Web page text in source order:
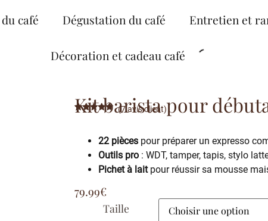
café Dégustation du café Entretien et
Décoration et cadeau café
Kit barista pour
notations
(7avis client)
22 piècespour préparer un expresso
Outils pro: WDT, tamper, tapis, stylo
Pichet à laitpour réussir sa mousse
79.99€
Taille